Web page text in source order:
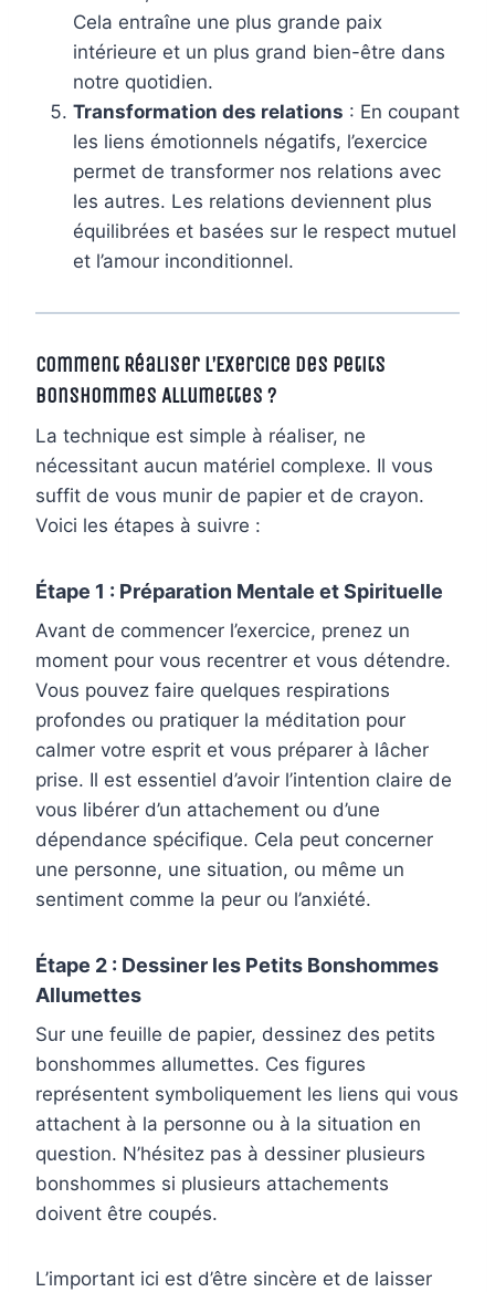
Cela entraîne une plus grande paix
intérieure et un plus grand bien-être dans
notre quotidien.
Transformation des relations : En coupant
les liens émotionnels négatifs, l’exercice
permet de transformer nos relations avec
les autres. Les relations deviennent plus
équilibrées et basées sur le respect mutuel
et l’amour inconditionnel.
Comment Réaliser l’Exercice des Petits
Bonshommes Allumettes ?
La technique est simple à réaliser, ne
nécessitant aucun matériel complexe. Il vous
suffit de vous munir de papier et de crayon.
Voici les étapes à suivre :
Étape 1 : Préparation Mentale et Spirituelle
Avant de commencer l’exercice, prenez un
moment pour vous recentrer et vous détendre.
Vous pouvez faire quelques respirations
profondes ou pratiquer la méditation pour
calmer votre esprit et vous préparer à lâcher
prise. Il est essentiel d’avoir l’intention claire de
vous libérer d’un attachement ou d’une
dépendance spécifique. Cela peut concerner
une personne, une situation, ou même un
sentiment comme la peur ou l’anxiété.
Étape 2 : Dessiner les Petits Bonshommes
Allumettes
Sur une feuille de papier, dessinez des petits
bonshommes allumettes. Ces figures
représentent symboliquement les liens qui vous
attachent à la personne ou à la situation en
question. N’hésitez pas à dessiner plusieurs
bonshommes si plusieurs attachements
doivent être coupés.
L’important ici est d’être sincère et de laisser